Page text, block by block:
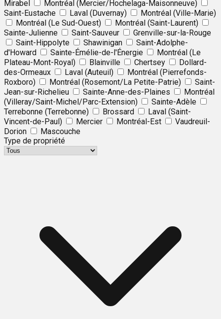
Mirabel
Montréal (Mercier/Hochelaga-Maisonneuve)
Saint-Eustache
Laval (Duvernay)
Montréal (Ville-Marie)
Montréal (Le Sud-Ouest)
Montréal (Saint-Laurent)
Sainte-Julienne
Saint-Sauveur
Grenville-sur-la-Rouge
Saint-Hippolyte
Shawinigan
Saint-Adolphe-
d'Howard
Sainte-Émélie-de-l'Énergie
Montréal (Le
Plateau-Mont-Royal)
Blainville Chertsey
Dollard-
des-Ormeaux
Laval (Auteuil)
Montréal (Pierrefonds-
Roxboro)
Montréal (Rosemont/La Petite-Patrie)
Saint-
Jean-sur-Richelieu
Sainte-Anne-des-Plaines
Montréal
(Villeray/Saint-Michel/Parc-Extension)
Sainte-Adèle
Terrebonne (Terrebonne)
Brossard
Laval (Saint-
Vincent-de-Paul)
Mercier Montréal-Est
Vaudreuil-
Dorion
Mascouche
Type de propriété